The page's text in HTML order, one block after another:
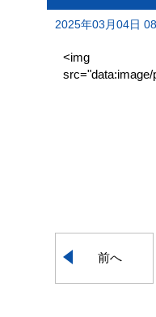
2025年03月04日
<img
前へ